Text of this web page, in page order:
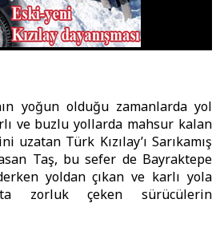
yoğun olduğu zamanlarda yol
ve buzlu yollarda mahsur kalan
uzatan Türk Kızılay’ı Sarıkamış
Taş, bu sefer de Bayraktepe
yoldan çıkan ve karlı yola
zorluk çeken sürücülerin